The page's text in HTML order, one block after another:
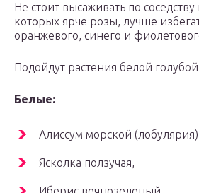
Не стоит высаживать по
которых ярче розы, лучше
оранжевого, синего и
Подойдут растения белой
Белые:
Алиссум морской
Ясколка ползучая,